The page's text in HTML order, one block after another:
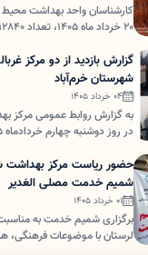
کارشناسان واحد بهداشت محیط
خشکبار این شهر کشف و ضبط
گزارش بازدید از دو مرکز
شهرستان خرم‌آباد
04 خرداد 1405
به گزارش روابط عمومی مرکز
بهداشت شهرستان خرم‌آباد، به
بیماری‌ها و کارشناسان برنامه
غربالگری پاشنه پای نوزادان
حضور ریاست مرکز بهداشت
شمیم خدمت مصلی الغدیر
01 خرداد 1405
برگزاری شمیم خدمت به
لرستان با موضوعات